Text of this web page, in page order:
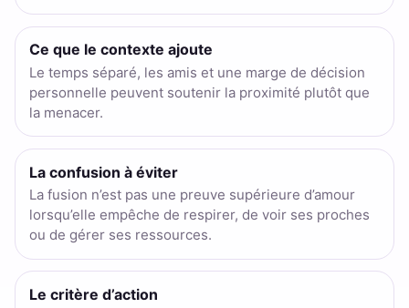
Ce que le contexte ajoute
Le temps séparé, les amis et une marge de décision
personnelle peuvent soutenir la proximité plutôt que
la menacer.
La confusion à éviter
La fusion n’est pas une preuve supérieure d’amour
lorsqu’elle empêche de respirer, de voir ses proches
ou de gérer ses ressources.
Le critère d’action